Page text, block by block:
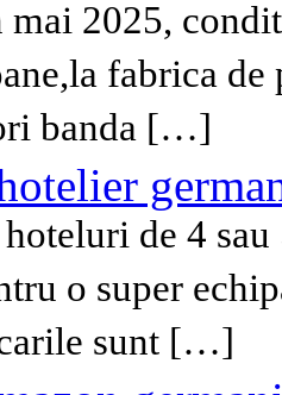
mai 2025,
fabrica
banda […]
de 4
o super
sunt […]